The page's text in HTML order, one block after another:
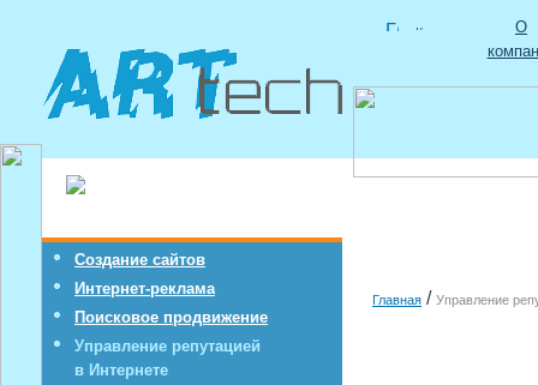
Cоздание сайтов
Интернет-реклама
Поисковое продвижение
Управление репутацией
в Интернете
О
Главная / Управление